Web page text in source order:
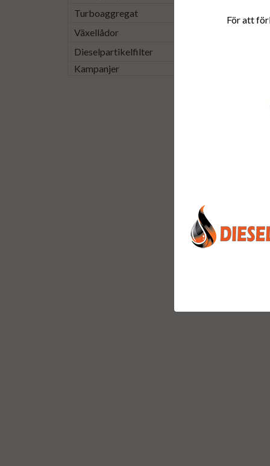
Turboaggregat
Växellådor
Dieselpartikelfilter
Kampanjer
För att